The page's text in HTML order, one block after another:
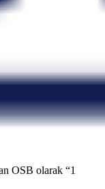
OSB olarak “1